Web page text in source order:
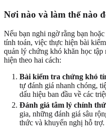
Nơi nào và làm thế nào
Nếu bạn nghi ngờ rằng bạn
tính toán, việc thực hiện bài
quản lý chứng khó khăn học
hiện theo hai cách:
Bài kiểm tra chứng khó
tự đánh giá nhanh chóng,
dấu hiệu ban đầu về các
Đánh giá tâm lý chính
gia, những đánh giá sâu
thức và khuyến nghị hỗ trợ.